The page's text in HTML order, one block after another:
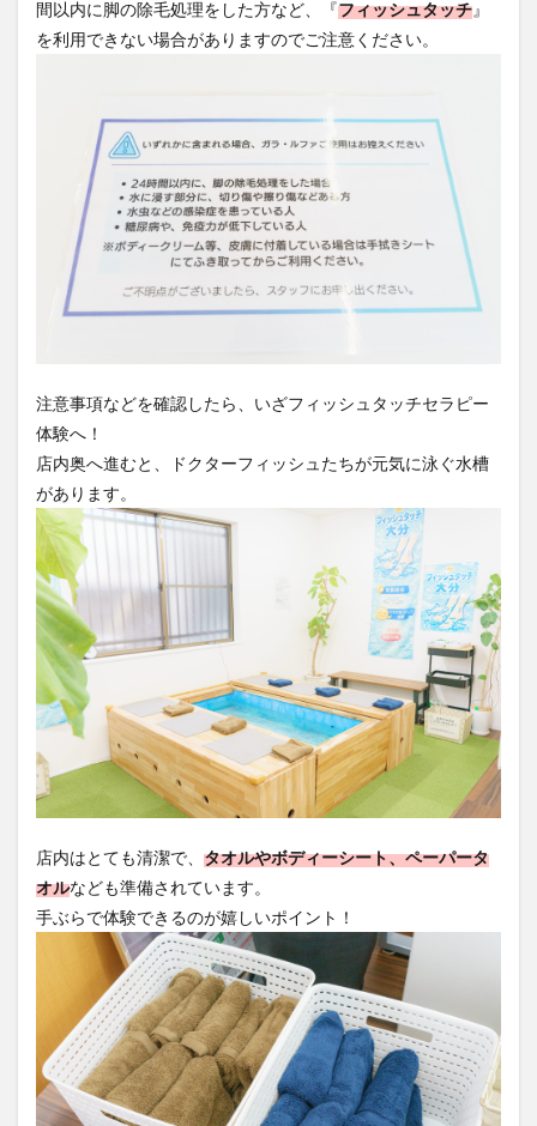
体験へ！
店内奥へ進むと、ドクターフィッシュたちが元気に泳ぐ水槽
があります。
店内はとても清潔で、タオルやボディーシート、ペーパータ
オルなども準備されています。
手ぶらで体験できるのが嬉しいポイント！